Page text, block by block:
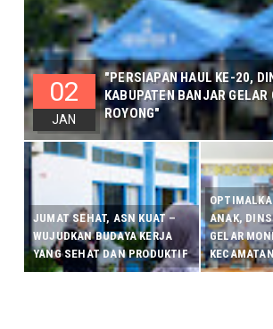
"PERSIAPAN HAUL KE-20,
KABUPATEN BANJAR GELAR
ROYONG"
02
JAN
JUMAT SEHAT, ASN KUAT –
WUJUDKAN BUDAYA KERJA
YANG SEHAT DAN PRODUKTIF
ANAK,
GELAR